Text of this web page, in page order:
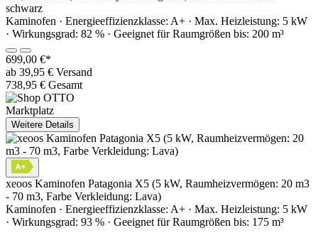
schwarz
Kaminofen · Energieeffizienzklasse: A+ · Max. Heizleistung: 5 kW
· Wirkungsgrad: 82 % · Geeignet für Raumgrößen bis: 200 m³
699,00 €*
ab 39,95 € Versand
738,95 € Gesamt
Marktplatz
Weitere Details
xeoos Kaminofen Patagonia X5 (5 kW, Raumheizvermögen: 20 m3
- 70 m3, Farbe Verkleidung: Lava)
Kaminofen · Energieeffizienzklasse: A+ · Max. Heizleistung: 5 kW
· Wirkungsgrad: 93 % · Geeignet für Raumgrößen bis: 175 m³